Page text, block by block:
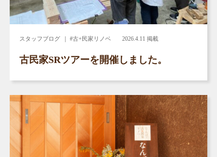
スタッフブログ ｜ #古+民家リノベ 2026.4.11 掲載
古民家SRツアーを開催しました。